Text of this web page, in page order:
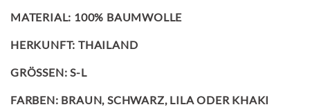
MATERIAL: 100% BAUMWOLLE
HERKUNFT: THAILAND
GRÖSSEN: S-L
FARBEN: BRAUN, SCHWARZ, LILA ODER KHAKI